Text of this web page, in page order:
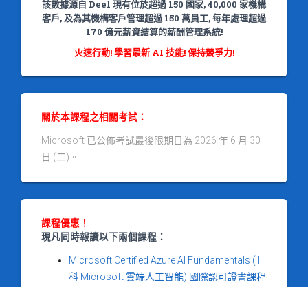
該數據源自 Deel 現有位於超過 150 國家, 40,000 家機構
客戶, 及為其機構客戶管理超過 150 萬員工, 每年處理超過
170 億元薪資結算的薪酬管理系統!
火速行動! 學習最新 AI 技能! 保持競爭力!
關於本課程之相關考試：
Microsoft 已公佈考試最後限期日為 2026 年 6 月 30
日 (二)。
課程優惠！
現凡同時報讀以下兩個課程：
Microsoft Certified Azure AI Fundamentals (1
科 Microsoft 雲端人工智能) 國際認可證書課程